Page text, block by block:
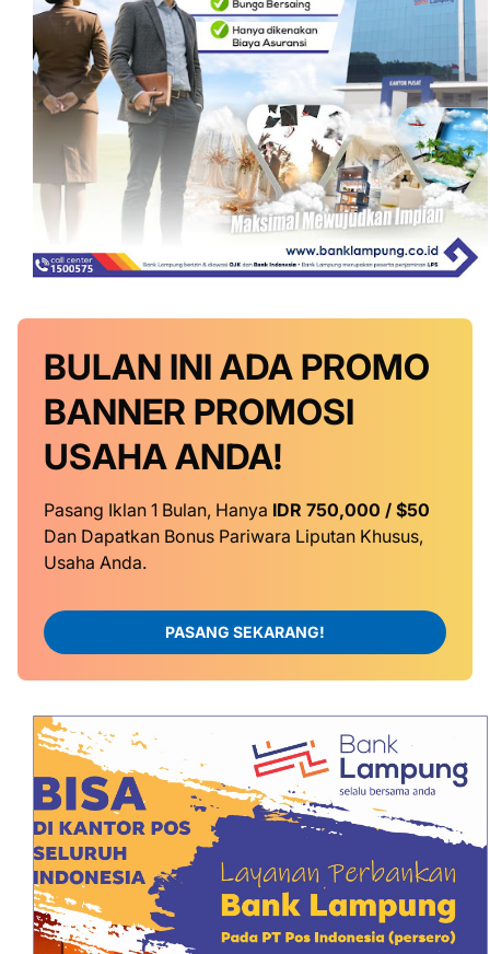
BULAN INI ADA PROMO
BANNER PROMOSI
USAHA ANDA!
Pasang Iklan 1 Bulan, Hanya IDR 750,000 / $50
Dan Dapatkan Bonus Pariwara Liputan Khusus,
Usaha Anda.
PASANG SEKARANG!